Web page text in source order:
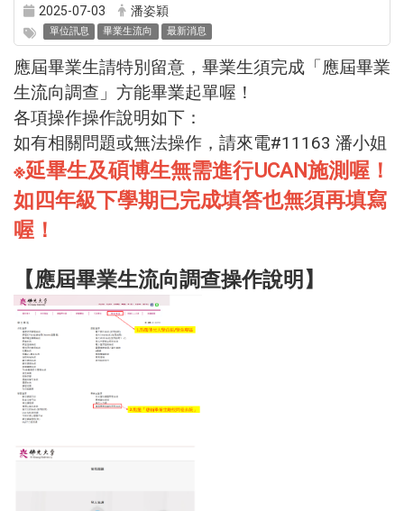
明】
2025-07-03 潘姿穎
單位訊息 畢業生流向 最新消息
應屆畢業生請特別留意，畢業生須完成「應屆畢業
生流向調查」方能畢業起單喔！
各項操作操作說明如下：
如有相關問題或無法操作，請來電#11163 潘小姐
※延畢生及碩博生無需進行UCAN施測喔！
喔！
【應屆畢業生流向調查操作說明】